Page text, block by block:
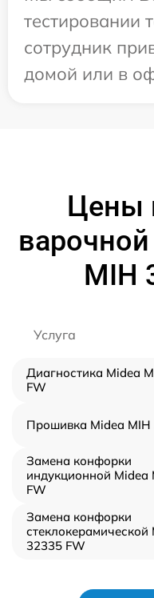
тестировании
сотрудник
домой или в
Цены
MIH
Услуга
Диагностика Midea
FW
Прошивка Midea MIH
Замена конфорки
индукционной Midea
FW
Замена конфорки
стеклокерамической
32335 FW